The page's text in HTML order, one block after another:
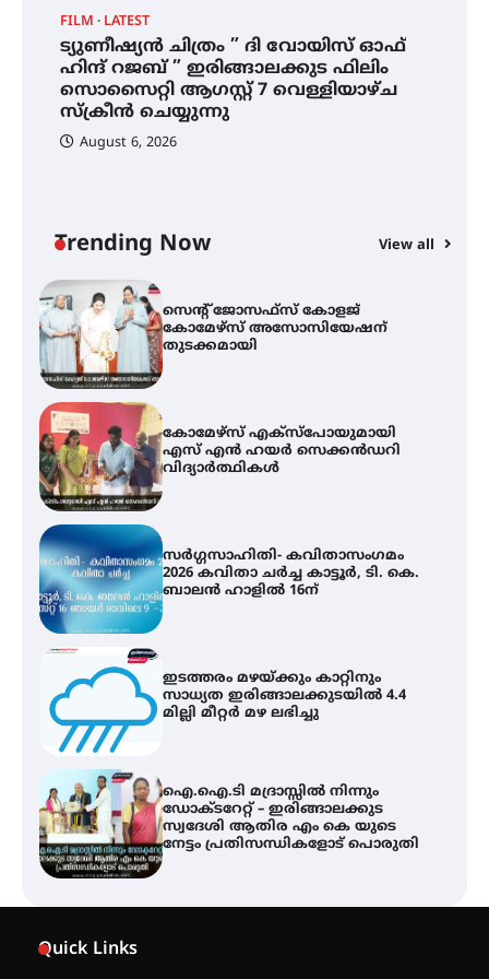
FILM LATEST
ട്യുണീഷ്യൻ ചിത്രം ” ദി വോയിസ് ഓഫ്
ഹിന്ദ് റജബ് ” ഇരിങ്ങാലക്കുട ഫിലിം
സൊസൈറ്റി ആഗസ്റ്റ് 7 വെള്ളിയാഴ്ച
സ്‌ക്രീൻ ചെയ്യുന്നു
August 6, 2026
Trending Now View all
ഐ.ഐ.ടി മദ്രാസ്സിൽ നിന്നും
ഡോക്ടറേറ്റ് – ഇരിങ്ങാലക്കുട
സ്വദേശി ആതിര എം കെ യുടെ
നേട്ടം പ്രതിസന്ധികളോട് പൊരുതി
വെള്ളിയാഴ്ച സ്‌ക്രീൻ ചെയ്യുന്നു
സെന്റ് ജോസഫ്സ് കോളജ്
കോമേഴ്‌സ് അസോസിയേഷന്
തുടക്കമായി
കോമേഴ്സ് എക്സ്പോയുമായി
എസ് എൻ ഹയർ സെക്കൻഡറി
വിദ്യാർത്ഥികൾ
സർഗ്ഗസാഹിതി- കവിതാസംഗമം
2026 കവിതാ ചർച്ച കാട്ടൂർ, ടി. കെ.
ബാലൻ ഹാളിൽ 16ന്
ഇടത്തരം മഴയ്ക്കും കാറ്റിനും
സാധ്യത ഇരിങ്ങാലക്കുടയിൽ 4.4
മില്ലി മീറ്റർ മഴ ലഭിച്ചു
ഐ.ഐ.ടി മദ്രാസ്സിൽ നിന്നും
ഡോക്ടറേറ്റ് – ഇരിങ്ങാലക്കുട
സ്വദേശി ആതിര എം കെ യുടെ
നേട്ടം പ്രതിസന്ധികളോട് പൊരുതി
Quick Links